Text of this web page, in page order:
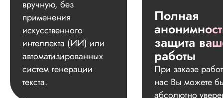
вручную, без
применения
искусственного
интеллекта (ИИ) или
автоматизированных
систем генерации
текста.
Полная
защита
работы
При заказе
нас Вы можете
абсолютно